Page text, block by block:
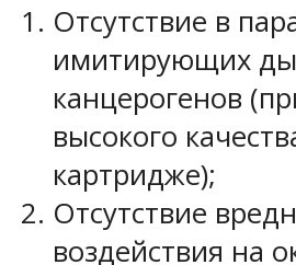
Отсутствие в
имитирующих
канцерогенов
высокого
картридже);
Отсутствие
воздействия на